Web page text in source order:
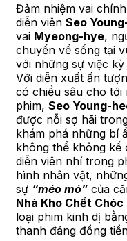
Đảm nhiệm vai
diễn viên Seo
vai Myeong-hye,
chuyển về sống tại
với những sự việc
Với diễn xuất ấn
có chiều sâu cho
phim, Seo Young-
được nỗi sợ hãi
khám phá những bí
không thể không kể
diễn viên nhí trong
hình nhân vật,
sự “méo mó” của
Nhà Kho Chết Chóc
loại phim kinh dị
thanh đáng đồng